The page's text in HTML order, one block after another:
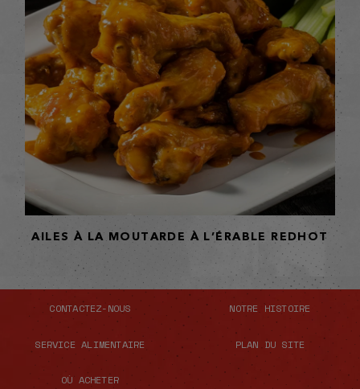
AILES À LA MOUTARDE À L’ÉRABLE REDHOT
CONTACTEZ-NOUS NOTRE HISTOIRE
SERVICE ALIMENTAIRE PLAN DU SITE
OÙ ACHETER